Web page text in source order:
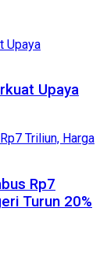
Upaya
Rp7
Turun 20%